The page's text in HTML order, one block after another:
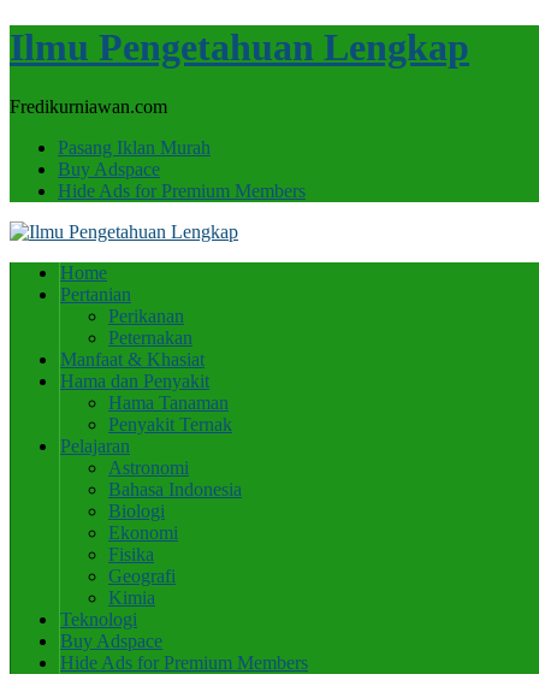
Ilmu Pengetahuan Lengkap
Fredikurniawan.com
Pasang Iklan Murah
Buy Adspace
Hide Ads for Premium Members
Home
Pertanian
Perikanan
Peternakan
Manfaat & Khasiat
Hama dan Penyakit
Hama Tanaman
Penyakit Ternak
Pelajaran
Astronomi
Bahasa Indonesia
Biologi
Ekonomi
Fisika
Geografi
Kimia
Teknologi
Buy Adspace
Hide Ads for Premium Members